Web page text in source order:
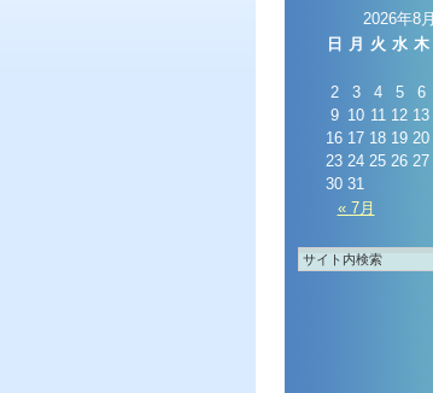
2026年8月
日
月 火 水 木
« 7月
2
3 4 5 6
9 10 11 12 13
16 17 18 19 20
23 24 25 26 27
30 31